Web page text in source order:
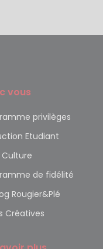
vous
privilèges
Etudiant
Culture
de fidélité
Rougier&Plé
Créatives